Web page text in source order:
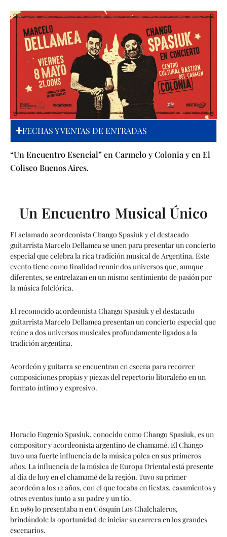
FECHAS Y VENTAS DE ENTRADAS
“Un Encuentro Esencial” en Carmelo y Colonia y en El
Coliseo Buenos Aires.
Un Encuentro Musical Único
El aclamado acordeonista Chango Spasiuk y el destacado
guitarrista Marcelo Dellamea se unen para presentar un concierto
especial que celebra la rica tradición musical de Argentina. Este
evento tiene como finalidad reunir dos universos que, aunque
diferentes, se entrelazan en un mismo sentimiento de pasión por
la música folclórica.
El reconocido acordeonista Chango Spasiuk y el destacado
guitarrista Marcelo Dellamea presentan un concierto especial que
reúne a dos universos musicales profundamente ligados a la
tradición argentina.
Acordeón y guitarra se encuentran en escena para recorrer
composiciones propias y piezas del repertorio litoraleño en un
formato íntimo y expresivo.
Horacio Eugenio Spasiuk, conocido como Chango Spasiuk, es un
compositor y acordeonista argentino de chamamé. El Chango
tuvo una fuerte influencia de la música polca en sus primeros
años. La influencia de la música de Europa Oriental está presente
al día de hoy en el chamamé de la región. Tuvo su primer
acordeón a los 12 años, con el que tocaba en fiestas, casamientos y
otros eventos junto a su padre y un tío.
En 1989 lo presentaba n en Cósquín Los Chalchaleros,
brindándole la oportunidad de iniciar su carrera en los grandes
escenarios.